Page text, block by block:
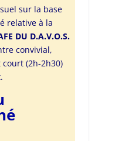
sur la base
relative à la
DU D.A.V.O.S.
convivial,
(2h-2h30)